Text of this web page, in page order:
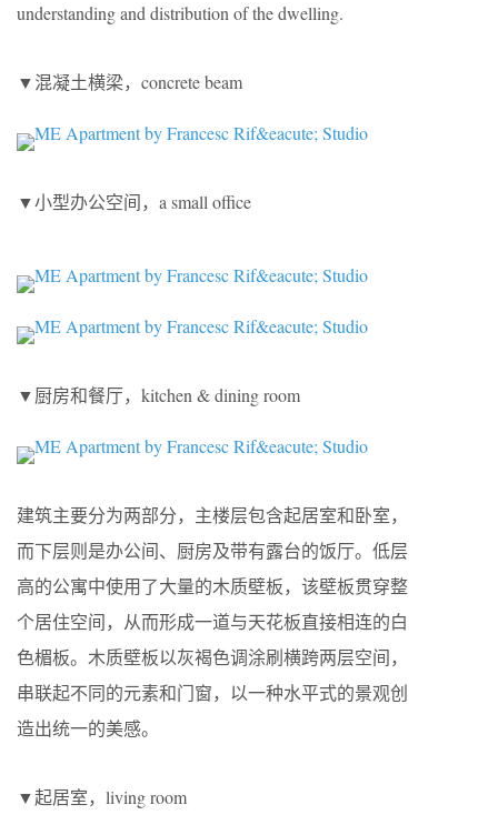
understanding and distribution of the dwelling.
▼混凝土横梁，concrete beam
▼小型办公空间，a small office
▼厨房和餐厅，kitchen & dining room
建筑主要分为两部分，主楼层包含起居室和卧室，
而下层则是办公间、厨房及带有露台的饭厅。低层
高的公寓中使用了大量的木质壁板，该壁板贯穿整
个居住空间，从而形成一道与天花板直接相连的白
色楣板。木质壁板以灰褐色调涂刷横跨两层空间，
串联起不同的元素和门窗，以一种水平式的景观创
造出统一的美感。
▼起居室，living room